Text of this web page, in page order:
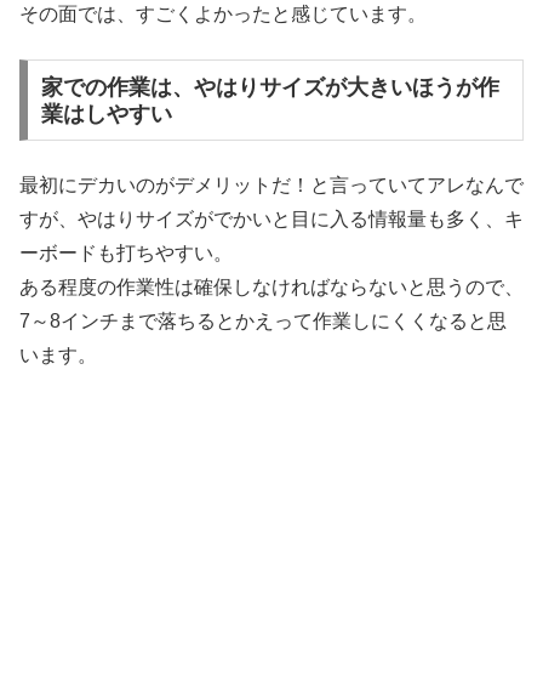
その面では、すごくよかったと感じています。
家での作業は、やはりサイズが大きいほうが作
業はしやすい
最初にデカいのがデメリットだ！と言っていてアレなんで
すが、やはりサイズがでかいと目に入る情報量も多く、キ
ーボードも打ちやすい。
ある程度の作業性は確保しなければならないと思うので、
7～8インチまで落ちるとかえって作業しにくくなると思
います。